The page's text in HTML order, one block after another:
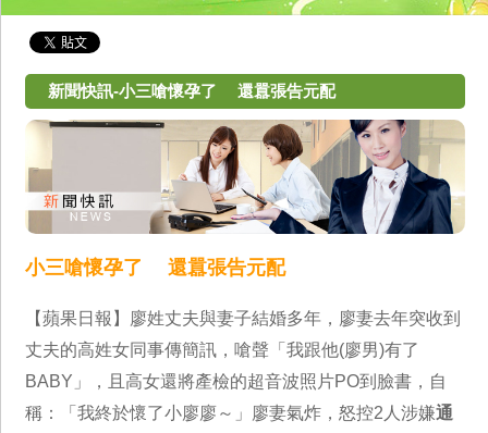
新聞快訊-小三嗆懷孕了 還囂張告元配
小三嗆懷孕了 還囂張告元配
【蘋果日報】廖姓丈夫與妻子結婚多年，廖妻去年突收到
丈夫的高姓女同事傳簡訊，嗆聲「我跟他(廖男)有了
BABY」，且高女還將產檢的超音波照片PO到臉書，自
稱：「我終於懷了小廖廖～」廖妻氣炸，怒控2人涉嫌通